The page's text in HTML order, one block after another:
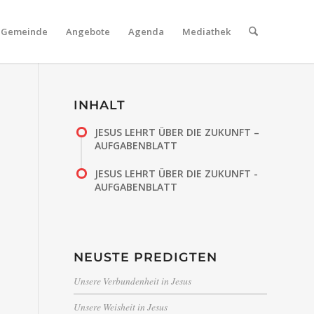
Gemeinde Angebote Agenda Mediathek
INHALT
JESUS LEHRT ÜBER DIE ZUKUNFT –
AUFGABENBLATT
JESUS LEHRT ÜBER DIE ZUKUNFT -
AUFGABENBLATT
NEUSTE PREDIGTEN
Unsere Verbundenheit in Jesus
Unsere Weisheit in Jesus